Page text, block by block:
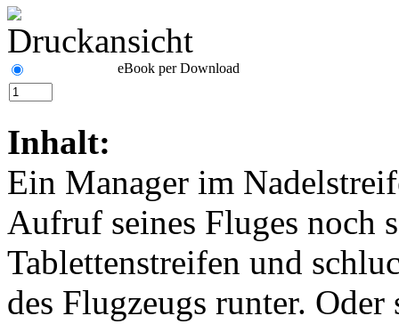
eBook per Download
Inhalt:
Ein Manager im
Aufruf seines Fluges noch
Tablettenstreifen und
des Flugzeugs runter. Oder